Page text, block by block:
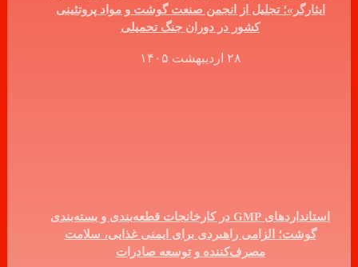
ایثارگر»؛ تجلیل از انجمن صنعت گوشت و مواد پروتئینی
کشور در دوران جنگ تحمیلی
۲۸ اردیبهشت ۱۴۰۵
استانداردهای GMP در کارخانجات قطعه‌بندی و بسته‌بندی
گوشت؛ الزامی راهبردی برای ایمنی غذایی، سلامت
مصرف‌کننده و توسعه صادرات